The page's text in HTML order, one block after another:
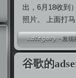
出，6月18收到
照片。 上面打
-发现
谷歌的